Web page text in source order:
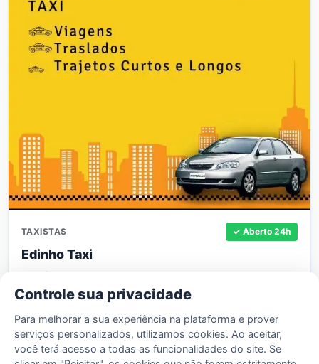
TAXISTAS ✓ Aberto 24h
Edinho Taxi
Telefone:
Edinho Taxista em Capitólio oferece viagens, traslados
e trajetos curtos ou longos com segurança, conforto e
pontualidade. Atendimento…
Saiba mais
Controle sua privacidade
Para melhorar a sua experiência na plataforma e prover
serviços personalizados, utilizamos cookies. Ao aceitar,
você terá acesso a todas as funcionalidades do site. Se